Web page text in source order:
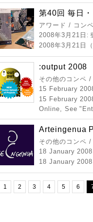
第40回 毎日
アワード / コン
2008年3月21日 :
2008年3月21日
:output 2008
その他のコンペ
15 February
15 February
Online, See
Arteingenua
その他のコンペ
18 January 2008
18 January
1 2 3 4 5 6